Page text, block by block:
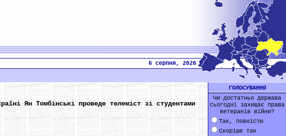
6 серпня, 2026
Ян Томбінські проведе телеміст зі студентами
ГОЛОСУВАННЯ
Чи достатньо держава
сьогодні захищає права
ветеранів війни?
Так, повністю
Скоріше так